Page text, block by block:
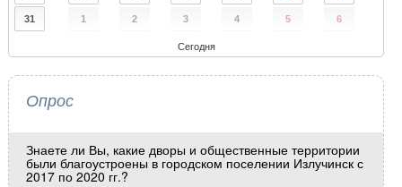
31 1 2 3 4 5 6
Сегодня
Опрос
Знаете ли Вы, какие дворы и общественные территории
были благоустроены в городском поселении Излучинск с
2017 по 2020 гг.?